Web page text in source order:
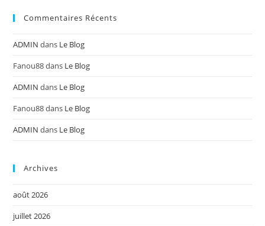
Commentaires Récents
ADMIN dans Le Blog
Fanou88dans Le Blog
ADMIN dans Le Blog
Fanou88dans Le Blog
ADMIN dans Le Blog
Archives
août 2026
juillet 2026